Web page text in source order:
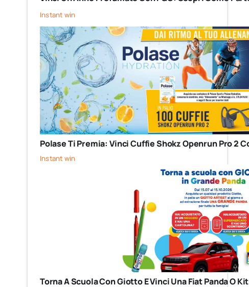
Instant win
Polase Ti Premia: Vinci Cuffie Shokz Openrun Pro 2
Instant win
Torna A Scuola Con Giotto E Vinci Una Fiat Panda O